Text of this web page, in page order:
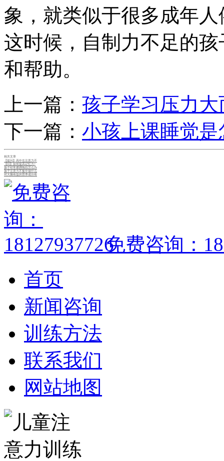
象，就类似于很多成年
这时候，自制力不足的
和帮助。
上一篇： 孩子学习压力
下一篇： 小孩上课睡觉
相关文章
【提问】高中生注意力不
【问】如何提高记忆力?
孩子经常磨蹭拖拉怎么办
孩子注意力不集中做什么
对大脑有益的营养成分有
免费咨询：
首页
新闻咨询
训练方法
联系我们
网站地图